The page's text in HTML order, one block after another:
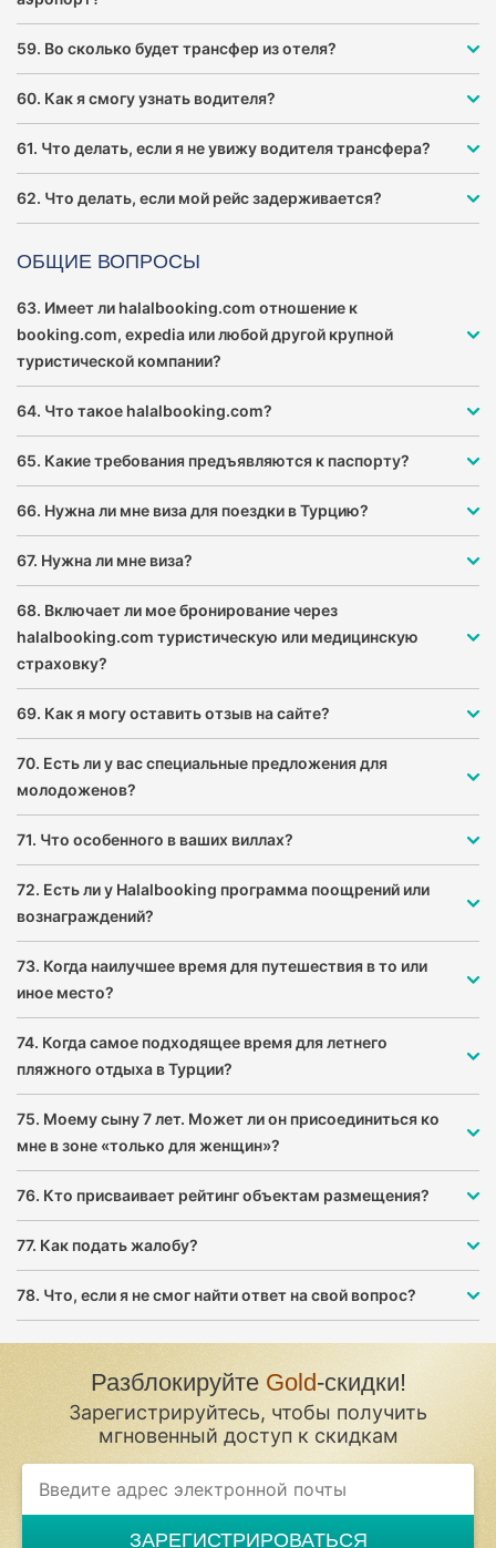
59. Во сколько будет трансфер из отеля?
60. Как я смогу узнать водителя?
61. Что делать, если я не увижу водителя трансфера?
62. Что делать, если мой рейс задерживается?
ОБЩИЕ ВОПРОСЫ
63. Имеет ли halalbooking.com отношение к
booking.com, expedia или любой другой крупной
туристической компании?
64. Что такое halalbooking.com?
65. Какие требования предъявляются к паспорту?
66. Нужна ли мне виза для поездки в Турцию?
67. Нужна ли мне виза?
68. Включает ли мое бронирование через
halalbooking.com туристическую или медицинскую
страховку?
69. Как я могу оставить отзыв на сайте?
70. Есть ли у вас специальные предложения для
молодоженов?
71. Что особенного в ваших виллах?
72. Есть ли у Halalbooking программа поощрений или
вознаграждений?
73. Когда наилучшее время для путешествия в то или
иное место?
74. Когда самое подходящее время для летнего
пляжного отдыха в Турции?
75. Моему сыну 7 лет. Может ли он присоединиться ко
мне в зоне «только для женщин»?
76. Кто присваивает рейтинг объектам размещения?
77. Как подать жалобу?
78. Что, если я не смог найти ответ на свой вопрос?
Разблокируйте Gold-скидки!
Зарегистрируйтесь, чтобы получить
мгновенный доступ к скидкам
If
you
ЗАРЕГИСТРИРОВАТЬСЯ